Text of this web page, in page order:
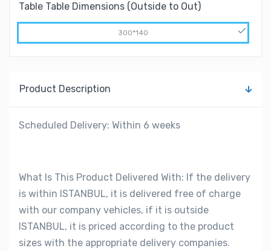
Table Table Dimensions (Outside to Out)
300*140
Product Description
Scheduled Delivery: Within 6 weeks
What Is This Product Delivered With: If the delivery
is within ISTANBUL, it is delivered free of charge
with our company vehicles, if it is outside
ISTANBUL, it is priced according to the product
sizes with the appropriate delivery companies.